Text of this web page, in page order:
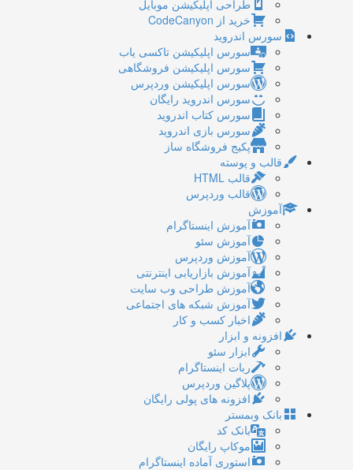
طراحی اپلیکیشن موبایل
خرید از CodeCanyon
سورس اندروید
سورس اپلیکیشن تاکسی یاب
سورس اپلیکیشن فروشگاهی
سورس اپلیکیشن وردپرس
سورس اندروید رایگان
سورس کتاب اندروید
سورس بازی اندروید
پکیج فروشگاه ساز
قالب و پوسته
قالب HTML
قالب وردپرس
آموزش
آموزش اینستاگرام
آموزش سئو
آموزش وردپرس
آموزش بازاریابی اینترنتی
آموزش طراحی وب سایت
آموزش شبکه های اجتماعی
اخبار کسب و کار
افزونه و ابزار
ابزار سئو
ربات اینستاگرام
پلاگین وردپرس
افزونه های پولی رایگان
بانک وبمستر
بانک کد
موکاپ رایگان
استوری آماده اینستاگرام